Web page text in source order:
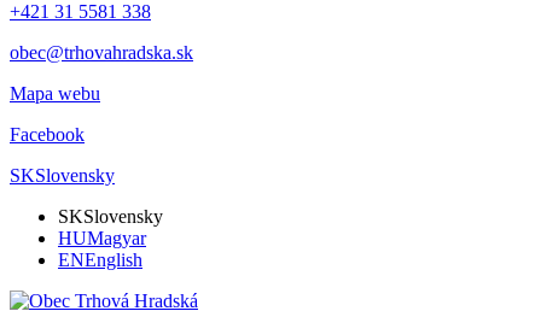
+421 31 5581 338
obec@trhovahradska.sk
Mapa webu
Facebook
SKSlovensky
SKSlovensky
HUMagyar
ENEnglish